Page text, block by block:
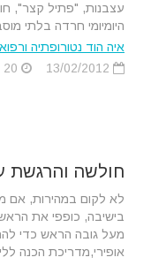
עצבנות, "פתיל קצר",
היומיומי חרדה בלתי
איה הוד נטורופתיה
חולשה והרגשת
לא לקום במהירות, אם
בישיבה, כופפי את הראש
מעל גובה הראש כדי
אופירי,מדריכת הכנה